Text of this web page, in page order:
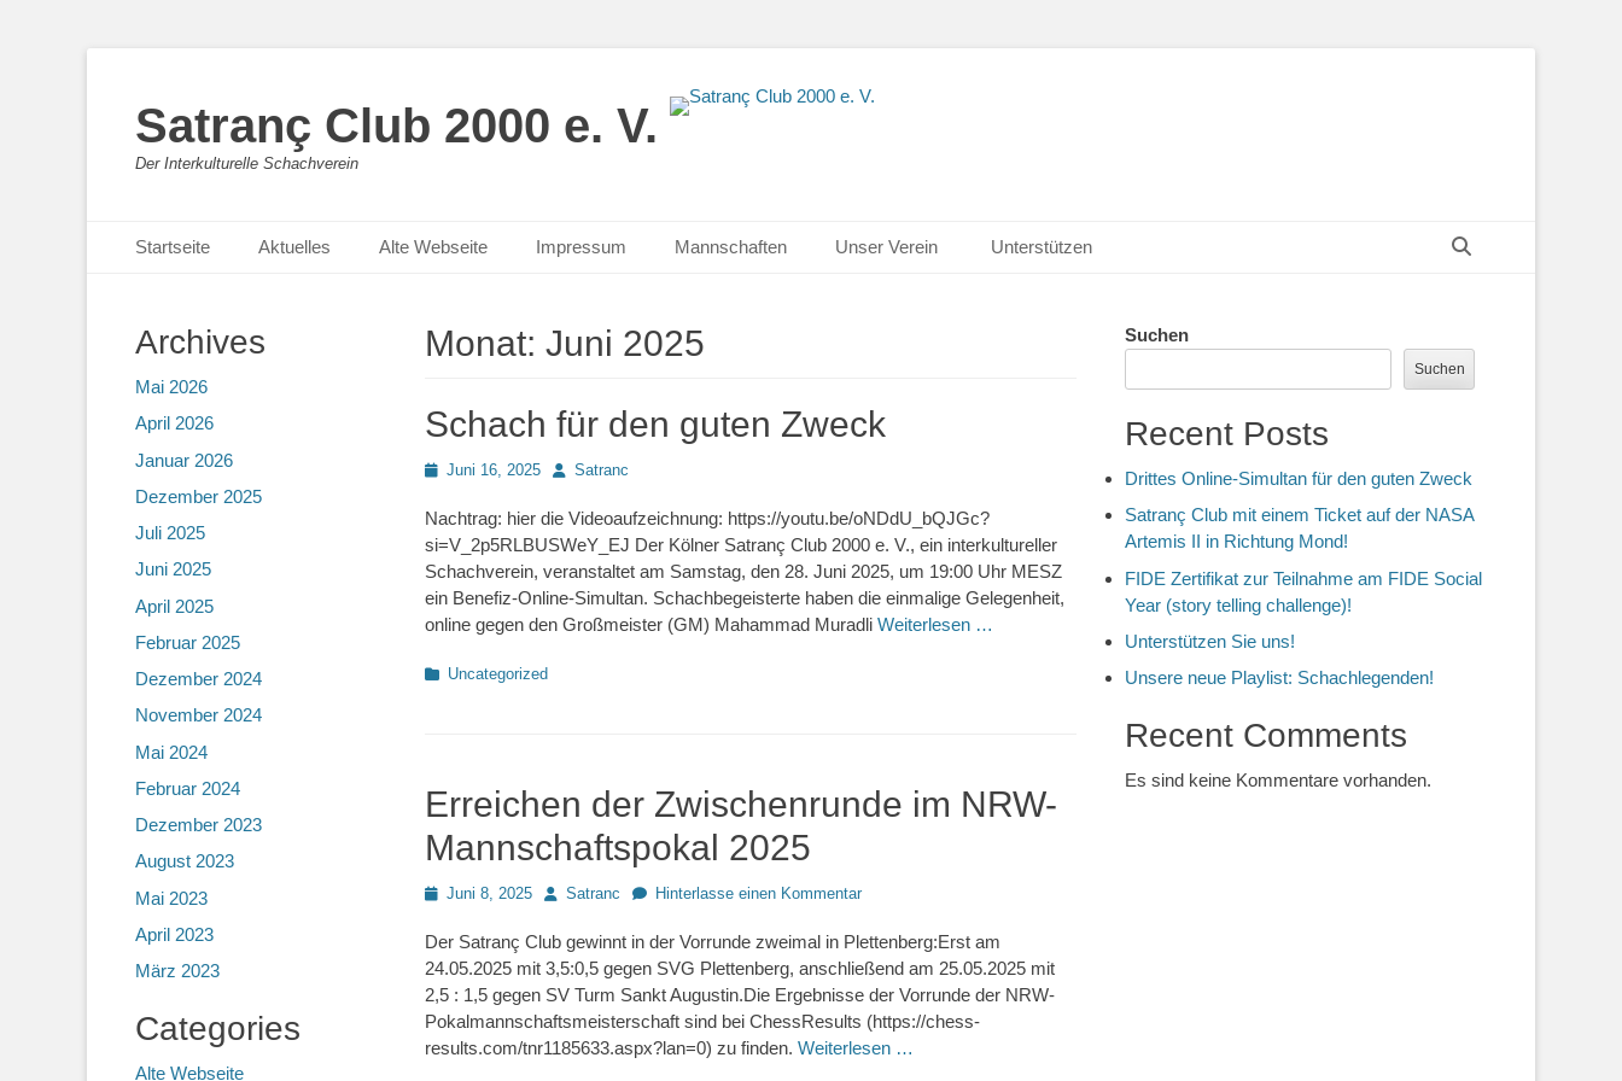
Satranç Club 2000 e. V.
Der Interkulturelle Schachverein
Primäres Menü
Inhalt
Startseite Aktuelles Alte Webseite Impressum Mannschaften Unser Verein Unterstützen
Monat: Juni 2025
Schach für den guten Zweck
PostedJuni 16, 2025 AutorSatranc
Nachtrag: hier die Videoaufzeichnung: https://youtu.be/oNDdU_bQJGc?
si=V_2p5RLBUSWeY_EJ Der Kölner Satranç Club 2000 e. V., ein interkultureller
Schachverein, veranstaltet am Samstag, den 28. Juni 2025, um 19:00 Uhr MESZ
ein Benefiz-Online-Simultan. Schachbegeisterte haben die einmalige Gelegenheit,
online gegen den Großmeister (GM) Mahammad Muradli Weiterlesen …
Kategorien
Uncategorized
Erreichen der Zwischenrunde im NRW-
Mannschaftspokal 2025
PostedJuni 8, 2025 AutorSatranc Hinterlasse einen Kommentar
Der Satranç Club gewinnt in der Vorrunde zweimal in Plettenberg:Erst am
24.05.2025 mit 3,5:0,5 gegen SVG Plettenberg, anschließend am 25.05.2025 mit
2,5 : 1,5 gegen SV Turm Sankt Augustin.Die Ergebnisse der Vorrunde der NRW-
Pokalmannschaftsmeisterschaft sind bei ChessResults (https://chess-
results.com/tnr1185633.aspx?lan=0) zu finden. Weiterlesen …
Suchen
Suchen
Recent Posts
Drittes Online-Simultan für den guten Zweck
Satranç Club mit einem Ticket auf der NASA
Artemis II in Richtung Mond!
FIDE Zertifikat zur Teilnahme am FIDE Social
Year (story telling challenge)!
Unterstützen Sie uns!
Unsere neue Playlist: Schachlegenden!
Recent Comments
Es sind keine Kommentare vorhanden.
Archives
Mai 2026
April 2026
Januar 2026
Dezember 2025
Juli 2025
Juni 2025
April 2025
Februar 2025
Dezember 2024
November 2024
Mai 2024
Februar 2024
Dezember 2023
August 2023
Mai 2023
April 2023
März 2023
Categories
Alte Webseite